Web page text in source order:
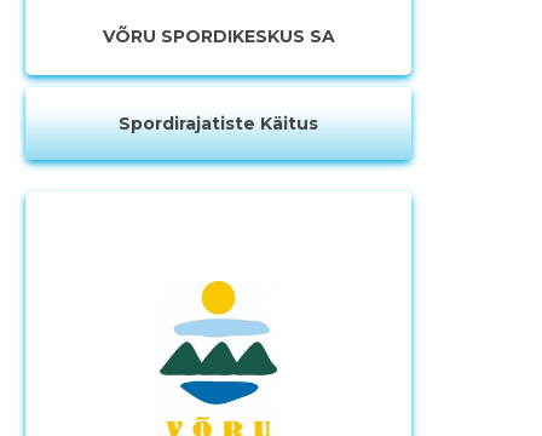
VÕRU SPORDIKESKUS SA
Spordirajatiste Käitus
kirjeldust